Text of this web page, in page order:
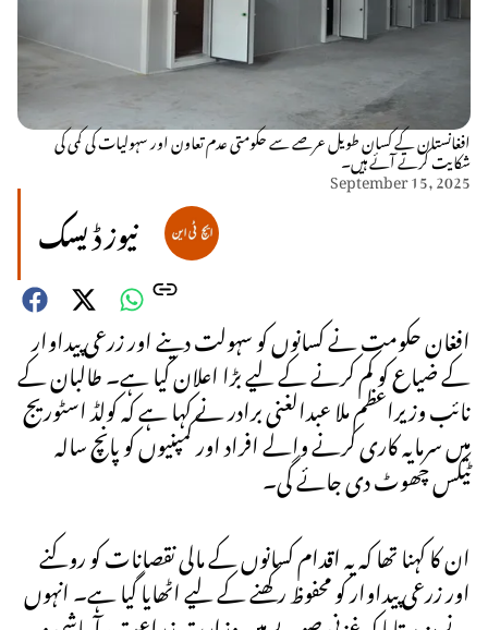
افغانستان کے کسان طویل عرصے سے حکومتی عدم تعاون اور سہولیات کی کمی کی
شکایت کرتے آئے ہیں۔
September 15, 2025
نیوز ڈیسک
افغان حکومت نے کسانوں کو سہولت دینے اور زرعی پیداوار
کے ضیاع کو کم کرنے کے لیے بڑا اعلان کیا ہے۔ طالبان کے
نائب وزیراعظم ملا عبدالغنی برادر نے کہا ہے کہ کولڈ اسٹوریج
میں سرمایہ کاری کرنے والے افراد اور کمپنیوں کو پانچ سالہ
ٹیکس چھوٹ دی جائے گی۔
ان کا کہنا تھا کہ یہ اقدام کسانوں کے مالی نقصانات کو روکنے
اور زرعی پیداوار کو محفوظ رکھنے کے لیے اٹھایا گیا ہے۔ انہوں